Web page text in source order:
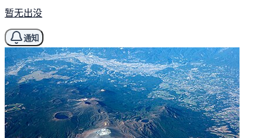
暂无出没
通知